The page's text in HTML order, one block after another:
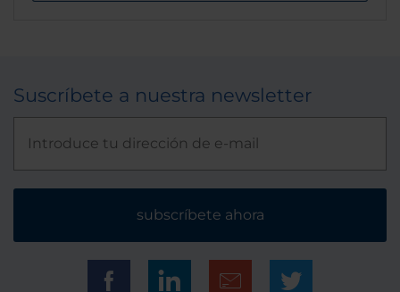
Suscríbete a nuestra newsletter
subscríbete ahora